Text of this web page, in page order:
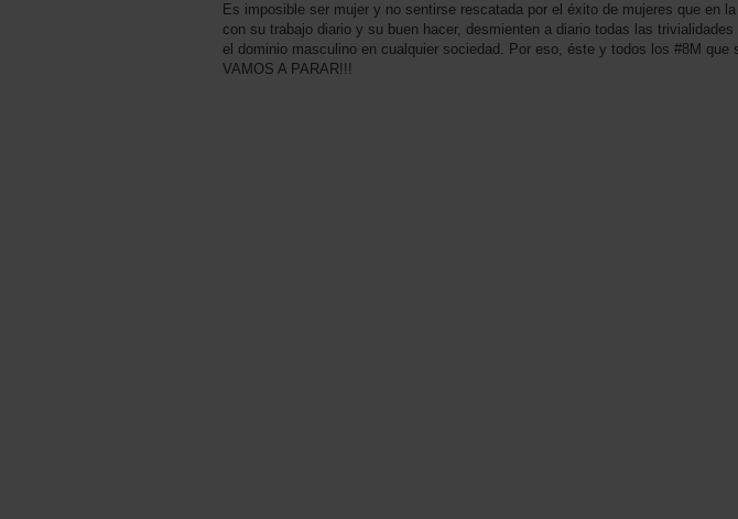
Es imposible ser mujer y no sentirse rescatada por el éxito de mujeres que en
con su trabajo diario y su buen hacer, desmienten a diario todas las
el dominio masculino en cualquier sociedad. Por eso, éste y todos los #8M
VAMOS A PARAR!!!